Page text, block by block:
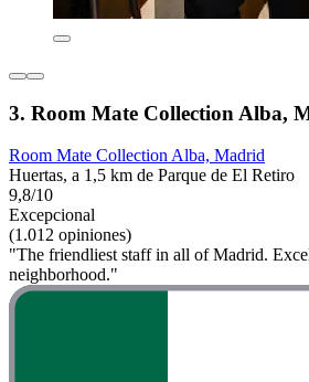
3. Room Mate Collection Alba,
Room Mate Collection Alba, Madrid
Huertas, a 1,5 km de Parque de El Retiro
9,8/10
Excepcional
(1.012 opiniones)
"The friendliest staff in all of Madrid.
neighborhood."